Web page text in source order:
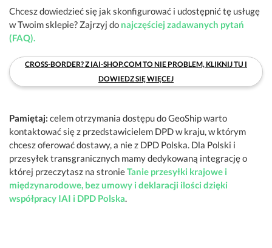
Chcesz dowiedzieć się jak skonfigurować i udostępnić tę usługę
w Twoim sklepie? Zajrzyj do najczęściej zadawanych pytań
(FAQ).
CROSS-BORDER? Z IAI-SHOP.COM TO NIE PROBLEM, KLIKNIJ TU I
DOWIEDZ SIĘ WIĘCEJ
Pamiętaj: celem otrzymania dostępu do GeoShip warto
kontaktować się z przedstawicielem DPD w kraju, w którym
chcesz oferować dostawy, a nie z DPD Polska. Dla Polski i
przesyłek transgranicznych mamy dedykowaną integrację o
której przeczytasz na stronieTanie przesyłki krajowe i
międzynarodowe, bez umowy i deklaracji ilości dzięki
współpracy IAI i DPD Polska.